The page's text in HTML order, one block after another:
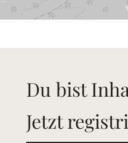
Du bist
Jetzt